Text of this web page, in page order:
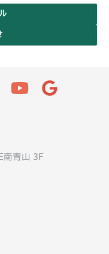
青山 3F